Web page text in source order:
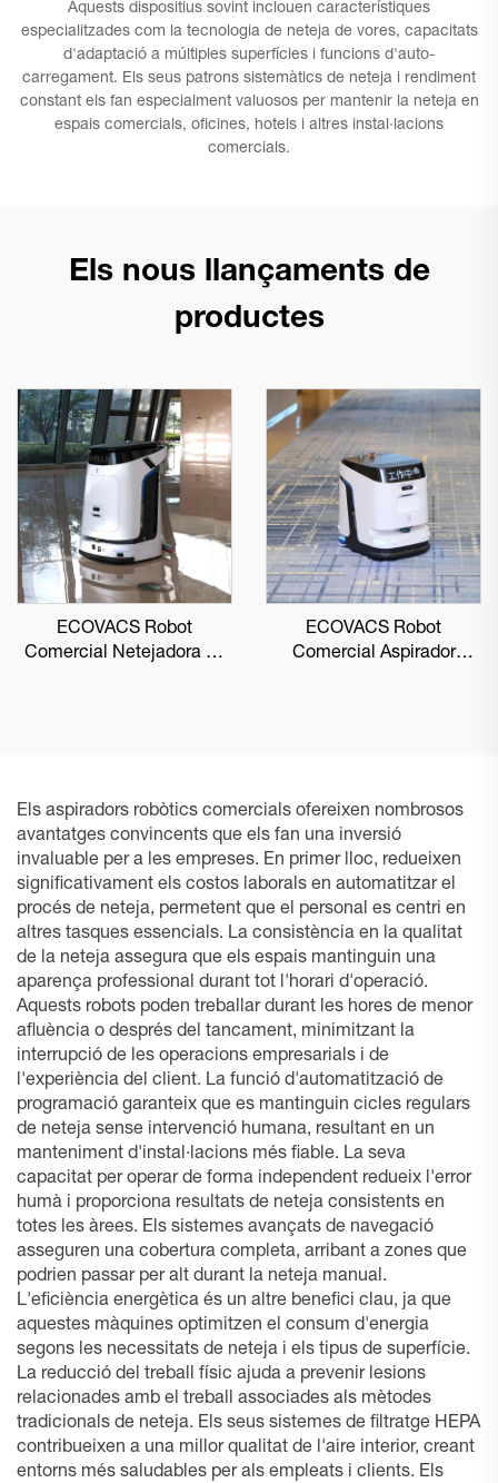
Aquests dispositius sovint inclouen característiques
especialitzades com la tecnologia de neteja de vores, capacitats
d'adaptació a múltiples superfícies i funcions d'auto-
carregament. Els seus patrons sistemàtics de neteja i rendiment
constant els fan especialment valuosos per mantenir la neteja en
espais comercials, oficines, hotels i altres instal·lacions
comercials.
Els nous llançaments de
productes
ECOVACS Robot
Comercial Netejadora de
ECOVACS Robot
Comercial Aspirador
Els aspiradors robòtics comercials ofereixen nombrosos
avantatges convincents que els fan una inversió
invaluable per a les empreses. En primer lloc, redueixen
significativament els costos laborals en automatitzar el
procés de neteja, permetent que el personal es centri en
altres tasques essencials. La consistència en la qualitat
de la neteja assegura que els espais mantinguin una
aparença professional durant tot l'horari d'operació.
Aquests robots poden treballar durant les hores de menor
afluència o després del tancament, minimitzant la
interrupció de les operacions empresarials i de
l'experiència del client. La funció d'automatització de
programació garanteix que es mantinguin cicles regulars
de neteja sense intervenció humana, resultant en un
manteniment d'instal·lacions més fiable. La seva
capacitat per operar de forma independent redueix l'error
humà i proporciona resultats de neteja consistents en
totes les àrees. Els sistemes avançats de navegació
asseguren una cobertura completa, arribant a zones que
podrien passar per alt durant la neteja manual.
L'eficiència energètica és un altre benefici clau, ja que
aquestes màquines optimitzen el consum d'energia
segons les necessitats de neteja i els tipus de superfície.
La reducció del treball físic ajuda a prevenir lesions
relacionades amb el treball associades als mètodes
tradicionals de neteja. Els seus sistemes de filtratge HEPA
contribueixen a una millor qualitat de l'aire interior, creant
entorns més saludables per als empleats i clients. Els